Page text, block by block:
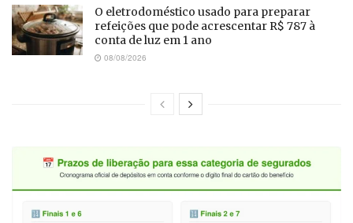
O eletrodoméstico usado para preparar
refeições que pode acrescentar R$ 787 à
conta de luz em 1 ano
08/08/2026